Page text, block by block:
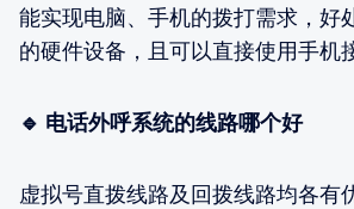
能实现电脑、手机的拨打需求，好
的硬件设备，且可以直接使用手机
🔹 电话外呼系统的线路哪个好
虚拟号直拨线路及回拨线路均各有